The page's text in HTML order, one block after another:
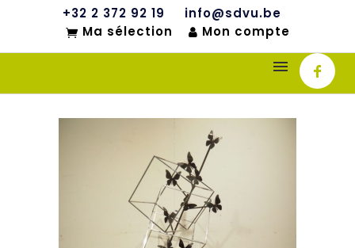
+32 2 372 92 19
info@sdvu.be
Ma sélection
Mon compte